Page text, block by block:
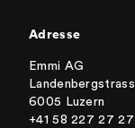
Adresse
Emmi AG
6005 Luzern
+41 58 227 27 27